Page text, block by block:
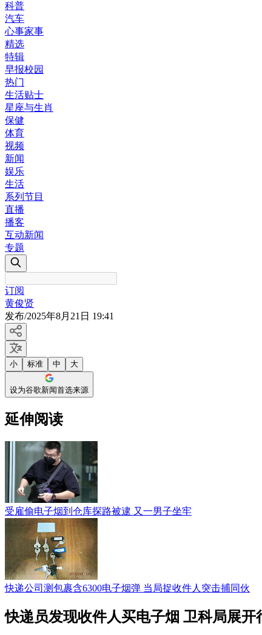
科普
汽车
心事家事
精选
特辑
早报校园
热门
生活贴士
星座与生肖
保健
体育
视频
新闻
娱乐
生活
系列节目
直播
播客
互动新闻
专题
订阅
黄俊贤
发布/2025年8月21日 19:41
小 标准 中 大
设为谷歌新闻首选来源
延伸阅读
受雇偷电子烟到仓库探路被逮 又一男子坐牢
快递公司测包裹含6300电子烟弹 当局捉收件人突击捕同伙
快递员发现收件人买电子烟 卫科局展开